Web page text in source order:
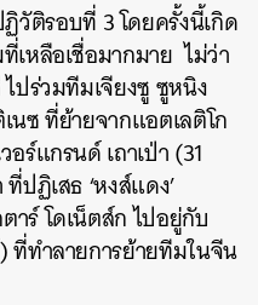
วัติรอบที่ 3 โดยครั้งนี้เกิด
เหลือเชื่อมากมาย ไม่ว่า
ไปร่วมทีมเจียงซู ซูหนิง
ซ ที่ย้ายจากแอตเลติโก
ร์แกรนด์ เถาเป่า (31
ปฏิเสธ ‘หงส์แดง’
าร์ โดเน็ตส์ก ไปอยู่กับ
ที่ทำลายการย้ายทีมในจีน